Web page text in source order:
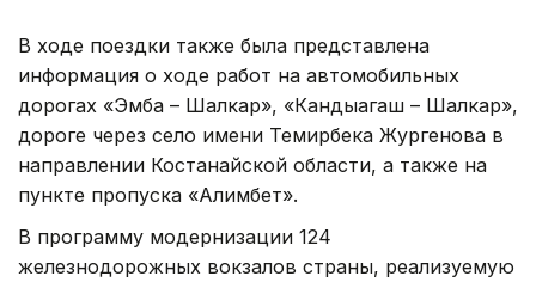
В ходе поездки также была представлена
информация о ходе работ на автомобильных
дорогах «Эмба – Шалкар», «Кандыагаш – Шалкар»,
дороге через село имени Темирбека Жургенова в
направлении Костанайской области, а также на
пункте пропуска «Алимбет».
В программу модернизации 124
железнодорожных вокзалов страны, реализуемую